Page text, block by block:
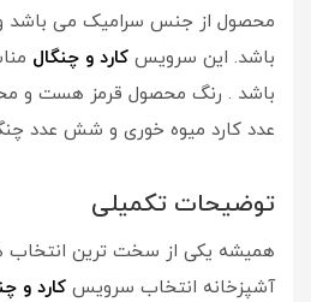
محصول از جنس سرامیک می باشد و
باشد. این سرویس کارد و چنگال
باشد . رنگ محصول قرمز هست و
عدد کارد میوه خوری و شش عدد
توضیحات تکمیلی
همیشه یکی از سخت ترین انتخاب
آشپزخانه انتخاب سرویس کارد و